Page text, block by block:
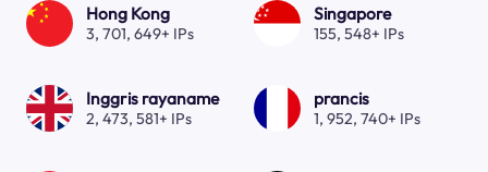
Hong Kong
3, 701, 649+ IPs
Singapore
155, 548+ IPs
Inggris rayaname
2, 473, 581+ IPs
prancis
1, 952, 740+ IPs